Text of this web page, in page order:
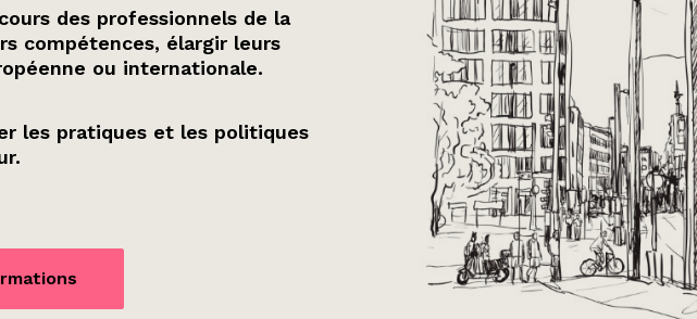
des professionnels de la
compétences, élargir leurs
ou internationale.
les pratiques et les politiques